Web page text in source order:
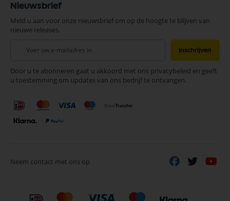
Nieuwsbrief
Meld u aan voor onze nieuwsbrief om op de hoogte te blijven van
nieuwe releases.
onze
nieuwsbrief
Inschrijven
Door u te abonneren gaat u akkoord met ons privacybeleid en geeft
u toestemming om updates van ons bedrijf te ontvangen.
Neem contact met ons op